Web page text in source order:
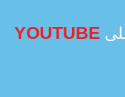
YOUTUBE